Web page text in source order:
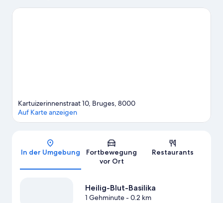
während Besucher, die shoppen gehen möchten, einen Ausflug
Karte
Kartuizerinnenstraat 10, Bruges, 8000
Auf Karte anzeigen
In der Umgebung
Fortbewegung
vor Ort
Restaurants
Heilig-Blut-Basilika
1 Gehminute- 0.2 km